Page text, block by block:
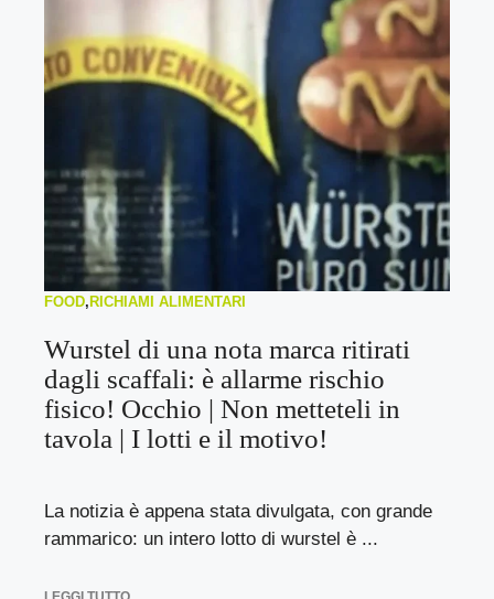
FOOD, RICHIAMI ALIMENTARI
Wurstel di una nota marca ritirati
dagli scaffali: è allarme rischio
fisico! Occhio | Non metteteli in
tavola | I lotti e il motivo!
La notizia è appena stata divulgata, con grande
rammarico: un intero lotto di wurstel è ...